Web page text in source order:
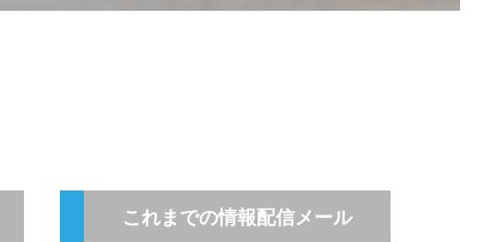
これまでの情報配信メール